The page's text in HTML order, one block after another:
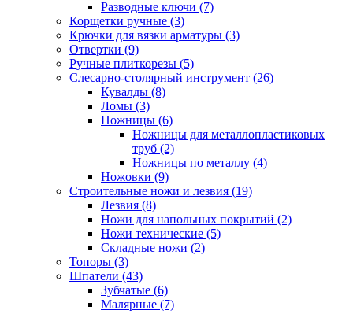
Разводные ключи (7)
Корщетки ручные (3)
Крючки для вязки арматуры (3)
Отвертки (9)
Ручные плиткорезы (5)
Слесарно-столярный инструмент (26)
Кувалды (8)
Ломы (3)
Ножницы (6)
Ножницы для металлопластиковых
труб (2)
Ножницы по металлу (4)
Ножовки (9)
Строительные ножи и лезвия (19)
Лезвия (8)
Ножи для напольных покрытий (2)
Ножи технические (5)
Складные ножи (2)
Топоры (3)
Шпатели (43)
Зубчатые (6)
Малярные (7)